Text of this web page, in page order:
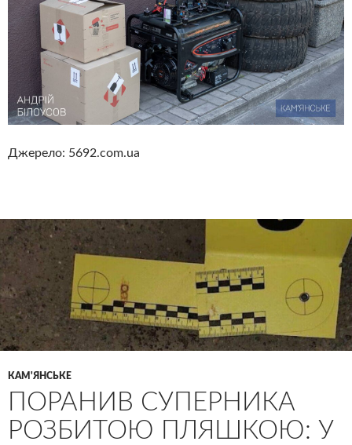
Джерело: 5692.com.ua
КАМ'ЯНСЬКЕ
ПОРАНИВ СУПЕРНИКА
РОЗБИТОЮ ПЛЯШКОЮ: У